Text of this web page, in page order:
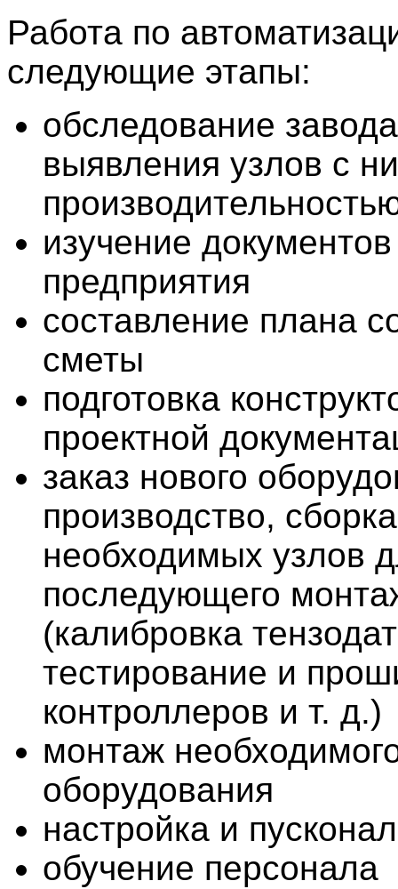
Работа по
следующие этапы:
обследование
выявления узлов с
изучение документов
предприятия
составление плана
сметы
подготовка
проектной
заказ нового
производство, сборка
необходимых узлов
последующего
(калибровка
тестирование и
контроллеров и т. д.)
монтаж
оборудования
настройка и
обучение персонала